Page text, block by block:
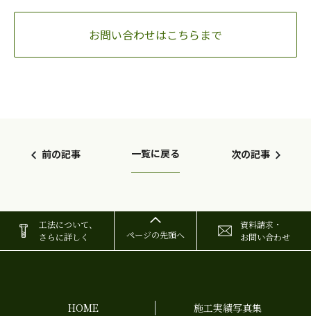
お問い合わせはこちらまで
前の記事 一覧に戻る 次の記事
工法について、
さらに詳しく
ページの先頭へ
資料請求・
お問い合わせ
HOME
施工実績写真集